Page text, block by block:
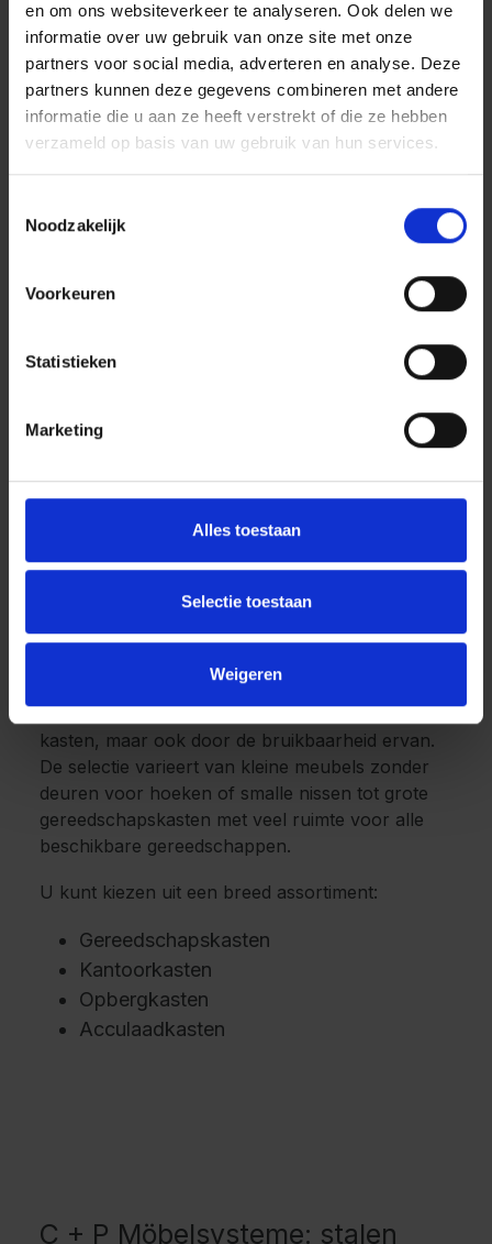
en om ons websiteverkeer te analyseren. Ook delen we
informatie over uw gebruik van onze site met onze
partners voor social media, adverteren en analyse. Deze
partners kunnen deze gegevens combineren met andere
informatie die u aan ze heeft verstrekt of die ze hebben
verzameld op basis van uw gebruik van hun services.
Noodzakelijk
Voorkeuren
Statistieken
Marketing
Alles toestaan
Selectie toestaan
Weigeren
veelzijdige C + P assortiment
Ons assortiment aan stalen kasten onderscheidt
zich niet alleen door de verschillende soorten
kasten, maar ook door de bruikbaarheid ervan.
De selectie varieert van kleine meubels zonder
deuren voor hoeken of smalle nissen tot grote
gereedschapskasten met veel ruimte voor alle
beschikbare gereedschappen.
U kunt kiezen uit een breed assortiment:
Gereedschapskasten
Kantoorkasten
Opbergkasten
Acculaadkasten
C + P Möbelsysteme: stalen